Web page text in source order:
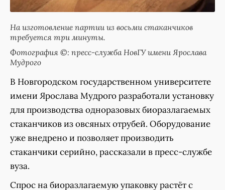
На изготовление партии из восьми стаканчиков
требуется три минуты.
Фотография ©: пресс-служба НовГУ имени Ярослава
Мудрого
В Новгородском государственном университете
имени Ярослава Мудрого разработали установку
для производства одноразовых биоразлагаемых
стаканчиков из овсяных отрубей. Оборудование
уже внедрено и позволяет производить
стаканчики серийно, рассказали в пресс-службе
вуза.
Спрос на биоразлагаемую упаковку растёт с